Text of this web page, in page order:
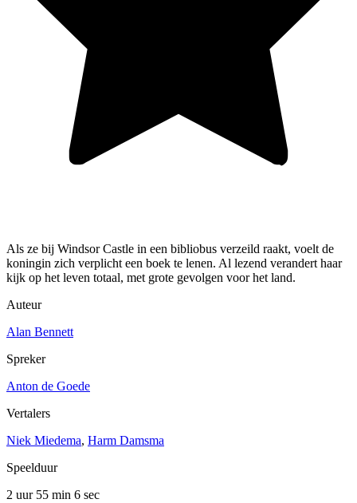
Als ze bij Windsor Castle in een bibliobus verzeild raakt, voelt de
koningin zich verplicht een boek te lenen. Al lezend verandert haar
kijk op het leven totaal, met grote gevolgen voor het land.
Auteur
Alan Bennett
Spreker
Anton de Goede
Vertalers
Niek Miedema, Harm Damsma
Speelduur
2 uur 55 min 6 sec